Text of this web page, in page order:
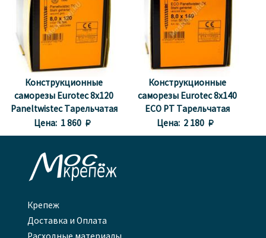
Конструкционные
саморезы Eurotec 8x120
Paneltwistec Тарельчатая
головка, сталь с желтой
оцинковкой
Цена: 1 860 
Конструкционные
саморезы Eurotec 8x140
ECO PT Тарельчатая
головка
Цена: 2 180 

Крепеж
Доставка и Оплата